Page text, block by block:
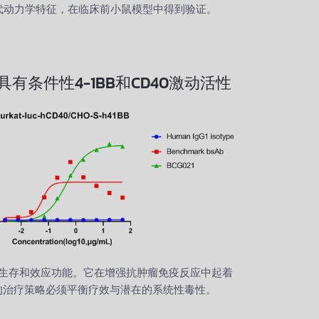
力学特征，在临床前小鼠模型中得到验证。
有条件性4-1BB和CD40激动活性
存和效应功能。它在增强抗肿瘤免疫反应中起着
疗策略必须平衡疗效与潜在的系统性毒性。